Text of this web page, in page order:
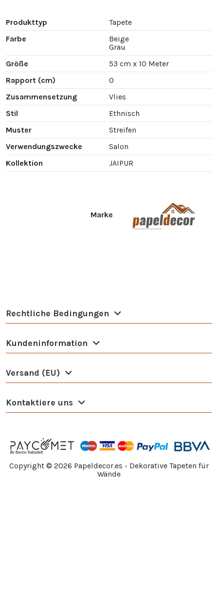
Produkttyp
Tapete
Farbe
Beige
Grau
Größe
53 cm x 10 Meter
Rapport (cm)
0
Zusammensetzung
Vlies
Stil
Ethnisch
Muster
Streifen
Verwendungszwecke
Salon
Kollektion
JAIPUR
Marke
Rechtliche Bedingungen
Kundeninformation
Versand (EU)
Kontaktiere uns
Copyright © 2026 Papeldecor.es - Dekorative Tapeten für
Wände